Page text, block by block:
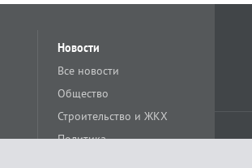
Новости
Все новости
Общество
Строительство и ЖКХ
Политика